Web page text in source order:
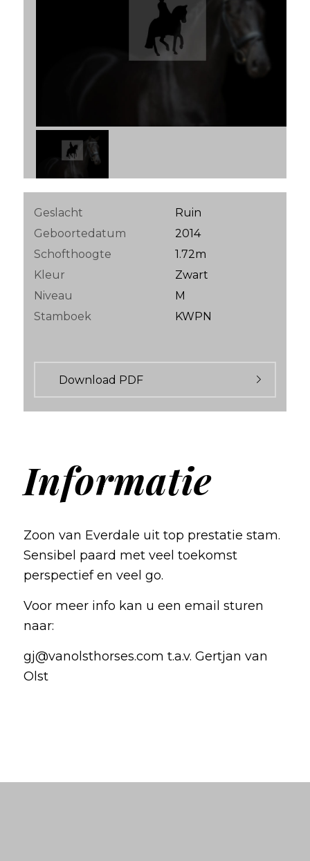
Geslacht
Ruin
Geboortedatum
2014
Schofthoogte
1.72m
Kleur
Zwart
Niveau
M
Stamboek
KWPN
Download PDF
Informatie
Zoon van Everdale uit top prestatie stam.
Sensibel paard met veel toekomst
perspectief en veel go.
Voor meer info kan u een email sturen
naar:
gj@vanolsthorses.com t.a.v. Gertjan van
Olst